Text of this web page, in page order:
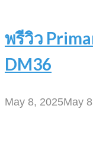
พรีวิว
DM36
May 8, 2025May